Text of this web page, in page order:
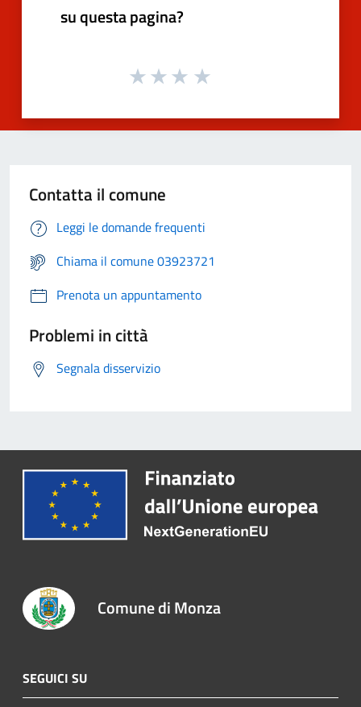
su questa pagina?
Contatta il comune
Leggi le domande frequenti
Chiama il comune 03923721
Prenota un appuntamento
Problemi in città
Segnala disservizio
Comune di Monza
SEGUICI SU